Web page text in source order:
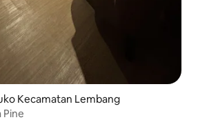
Kecamatan Lembang
Pine